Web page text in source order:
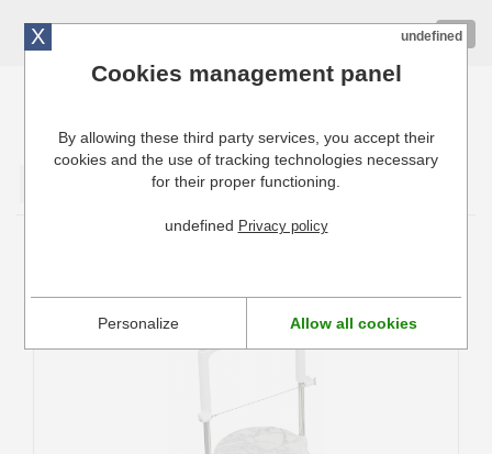
Cuisinresto: Ustensiles de cuisine pour professionnels
X undefined
Cookies management panel
By allowing these third party services, you accept their
cookies and the use of tracking technologies necessary
for their proper functioning.
undefined Privacy policy
Personalize Allow all cookies